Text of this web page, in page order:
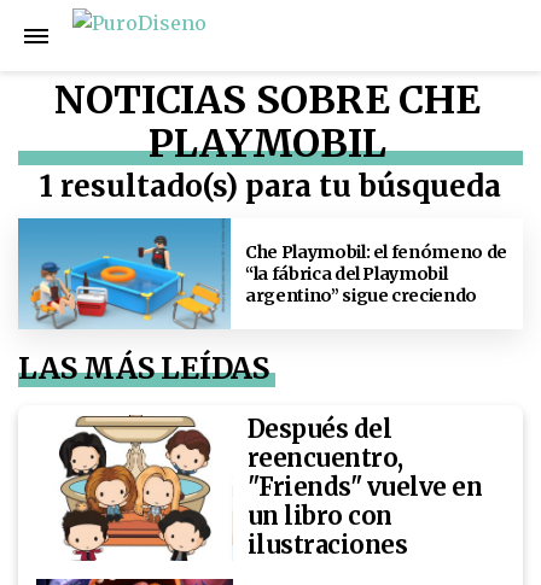
NOTICIAS SOBRE CHE
PLAYMOBIL
1 resultado(s) para tu búsqueda
Che Playmobil: el fenómeno de
“la fábrica del Playmobil
argentino” sigue creciendo
LAS MÁS LEÍDAS
Después del
reencuentro,
"Friends" vuelve en
un libro con
ilustraciones